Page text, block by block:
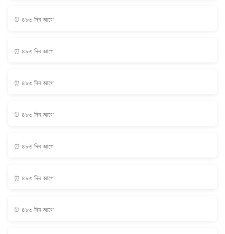
⏰ ৪৮৩ দিন আগে
⏰ ৪৮৩ দিন আগে
⏰ ৪৮৩ দিন আগে
⏰ ৪৮৩ দিন আগে
⏰ ৪৮৩ দিন আগে
⏰ ৪৮৩ দিন আগে
⏰ ৪৮৩ দিন আগে